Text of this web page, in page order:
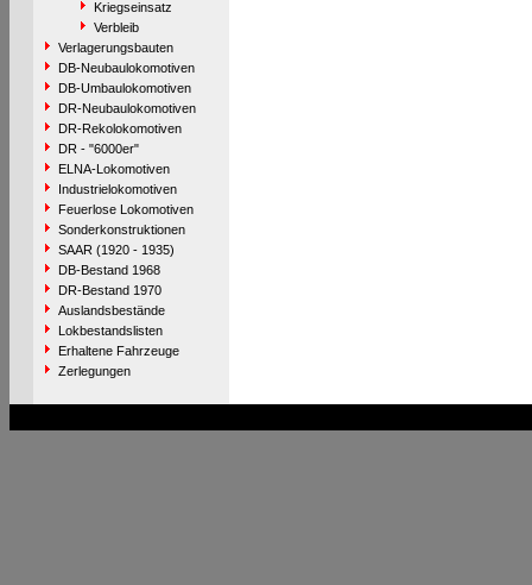
Kriegseinsatz
Verbleib
Verlagerungsbauten
DB-Neubaulokomotiven
DB-Umbaulokomotiven
DR-Neubaulokomotiven
DR-Rekolokomotiven
DR - "6000er"
ELNA-Lokomotiven
Industrielokomotiven
Feuerlose Lokomotiven
Sonderkonstruktionen
SAAR (1920 - 1935)
DB-Bestand 1968
DR-Bestand 1970
Auslandsbestände
Lokbestandslisten
Erhaltene Fahrzeuge
Zerlegungen